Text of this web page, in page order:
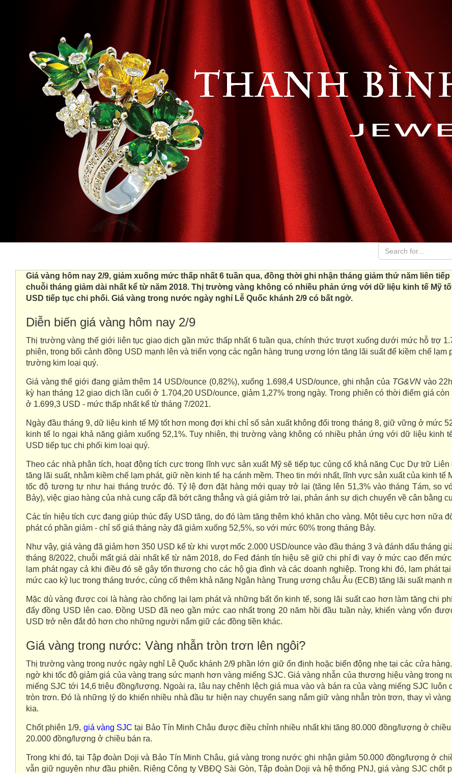
Giá vàng hôm nay 2/9, giảm xuống mức thấp nhất 6 tuần qua, đồng thời ghi nhận tháng giảm thứ năm liên tiếp
chuỗi tháng giảm dài nhất kể từ năm 2018. Thị trường vàng không có nhiều phản ứng với dữ liệu kinh tế Mỹ
USD tiếp tục chi phối. Giá vàng trong nước ngày nghỉ Lễ Quốc khánh 2/9 có bất ngờ.
Diễn biến giá vàng hôm nay 2/9
Thị trường vàng thế giới liên tục giao dịch gần mức thấp nhất 6 tuần qua, chính thức trượt xuống dưới mức hỗ trợ
phiên, trong bối cảnh đồng USD mạnh lên và triển vọng các ngân hàng trung ương lớn tăng lãi suất để kiềm chế lạm
trường kim loại quý.
Giá vàng thế giới đang giảm thêm 14 USD/ounce (0,82%), xuống 1.698,4 USD/ounce, ghi nhận của TG&VN vào
kỳ hạn tháng 12 giao dịch lần cuối ở 1.704,20 USD/ounce, giảm 1,27% trong ngày. Trong phiên có thời điểm giá
ở 1.699,3 USD - mức thấp nhất kể từ tháng 7/2021.
Ngày đầu tháng 9, dữ liệu kinh tế Mỹ tốt hơn mong đợi khi chỉ số sản xuất không đổi trong tháng 8, giữ vững ở mức
kinh tế lo ngại khả năng giảm xuống 52,1%. Tuy nhiên, thị trường vàng không có nhiều phản ứng với dữ liệu kinh
USD tiếp tục chi phối kim loại quý.
Theo các nhà phân tích, hoạt động tích cực trong lĩnh vực sản xuất Mỹ sẽ tiếp tục củng cố khả năng Cục Dự trữ Liên
tăng lãi suất, nhằm kiềm chế lạm phát, giữ nền kinh tế hạ cánh mềm. Theo tin mới nhất, lĩnh vực sản xuất của kinh tế
tốc độ tương tự như hai tháng trước đó. Tỷ lệ đơn đặt hàng mới quay trở lại (tăng lên 51,3% vào tháng Tám, so
Bảy), việc giao hàng của nhà cung cấp đã bớt căng thẳng và giá giảm trở lại, phản ánh sự dịch chuyển về cân bằng
Các tín hiệu tích cực đang giúp thúc đẩy USD tăng, do đó làm tăng thêm khó khăn cho vàng. Một tiêu cực hơn nữa
phát có phần giảm - chỉ số giá tháng này đã giảm xuống 52,5%, so với mức 60% trong tháng Bảy.
Như vậy, giá vàng đã giảm hơn 350 USD kể từ khi vượt mốc 2.000 USD/ounce vào đầu tháng 3 và đánh dấu tháng
tháng 8/2022, chuỗi mất giá dài nhất kể từ năm 2018, do Fed đánh tín hiệu sẽ giữ chi phí đi vay ở mức cao đến mức
lạm phát ngay cả khi điều đó sẽ gây tổn thương cho các hộ gia đình và các doanh nghiệp. Trong khi đó, lạm phát
mức cao kỷ lục trong tháng trước, củng cố thêm khả năng Ngân hàng Trung ương châu Âu (ECB) tăng lãi suất mạnh
Mặc dù vàng được coi là hàng rào chống lại lạm phát và những bất ổn kinh tế, song lãi suất cao hơn làm tăng chi
đẩy đồng USD lên cao. Đồng USD đã neo gần mức cao nhất trong 20 năm hồi đầu tuần này, khiến vàng vốn
USD trở nên đắt đỏ hơn cho những người nắm giữ các đồng tiền khác.
Giá vàng trong nước: Vàng nhẫn tròn trơn lên ngôi?
Thị trường vàng trong nước ngày nghỉ Lễ Quốc khánh 2/9 phần lớn giữ ổn định hoặc biến động nhẹ tại các cửa
ngờ khi tốc độ giảm giá của vàng trang sức mạnh hơn vàng miếng SJC. Giá vàng nhẫn của thương hiệu vàng trong
miếng SJC tới 14,6 triệu đồng/lượng. Ngoài ra, lâu nay chênh lệch giá mua vào và bán ra của vàng miếng SJC luôn
tròn trơn. Đó là những lý do khiến nhiều nhà đầu tư hiện nay chuyển sang nắm giữ vàng nhẫn tròn trơn, thay vì
kia.
Chốt phiên 1/9, giá vàng SJC tại Bảo Tín Minh Châu được điều chỉnh nhiều nhất khi tăng 80.000 đồng/lượng ở
20.000 đồng/lượng ở chiều bán ra.
Trong khi đó, tại Tập đoàn Doji và Bảo Tín Minh Châu, giá vàng trong nước ghi nhận giảm 50.000 đồng/lượng ở
vẫn giữ nguyên như đầu phiên. Riêng Công ty VBĐQ Sài Gòn, Tập đoàn Doji và hệ thống PNJ, giá vàng SJC chốt